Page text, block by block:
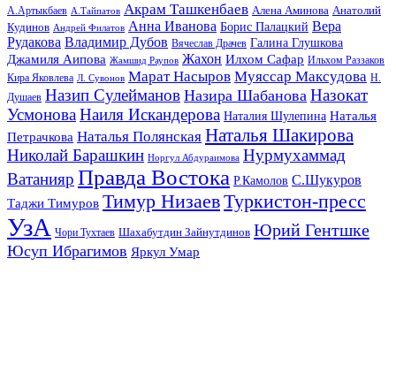
А.Артыкбаев А.Тайпатов Акрам Ташкенбаев Алена Аминова Анатолий
Кудинов Андрей Филатов Анна Иванова Борис Палацкий Вера
Рудакова Владимир Дубов Вячеслав Драчев Галина Глушкова
Джамиля Аипова Жамшид Раупов Жахон Илхом Сафар Ильхом Раззаков
Кира Яковлева Л. Сувонов Марат Насыров Муяссар Максудова Н.
Душаев Назип Сулейманов Назира Шабанова Назокат
УсмоноваНаиля Искандерова Наталия Шулепина Наталья
Петрачкова Наталья Полянская Наталья Шакирова
Николай Барашкин Норгул Абдураимова Нурмухаммад
Ватанияр Правда Востока Р.Камолов С.Шукуров
Таджи Тимуров Тимур НизаевТуркистон-пресс
УзА Чори Тухтаев Шахабутдин Зайнутдинов Юрий Гентшке
Юсуп Ибрагимов Яркул Умар